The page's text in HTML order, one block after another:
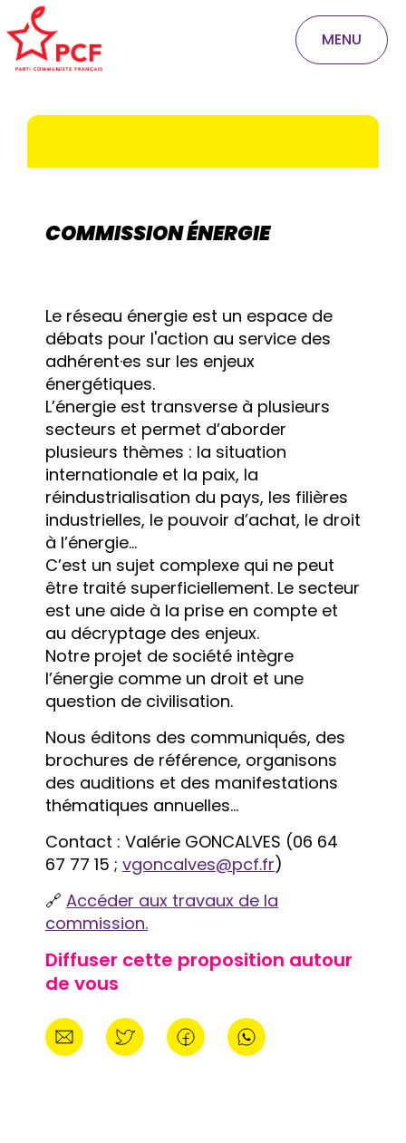
MENU
COMMISSION ÉNERGIE
Le réseau énergie est un espace de
débats pour l'action au service des
adhérent·es sur les enjeux
énergétiques.
L’énergie est transverse à plusieurs
secteurs et permet d’aborder
plusieurs thèmes : la situation
internationale et la paix, la
réindustrialisation du pays, les filières
industrielles, le pouvoir d’achat, le droit
à l’énergie...
C’est un sujet complexe qui ne peut
être traité superficiellement. Le secteur
est une aide à la prise en compte et
au décryptage des enjeux.
Notre projet de société intègre
l’énergie comme un droit et une
question de civilisation.
Nous éditons des communiqués, des
brochures de référence, organisons
des auditions et des manifestations
thématiques annuelles...
Contact : Valérie GONCALVES (06 64
67 77 15 ; vgoncalves@pcf.fr)
🔗 Accéder aux travaux de la
commission.
Diffuser cette proposition autour
de vous